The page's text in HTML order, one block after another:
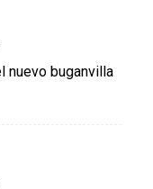
nuevo buganvilla